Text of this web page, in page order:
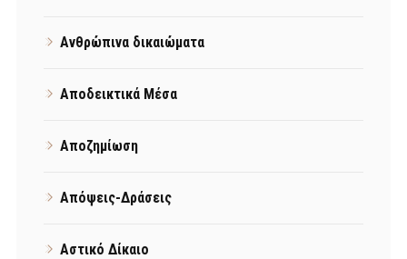
Ανθρώπινα δικαιώματα
Αποδεικτικά Μέσα
Αποζημίωση
Απόψεις-Δράσεις
Αστικό Δίκαιο